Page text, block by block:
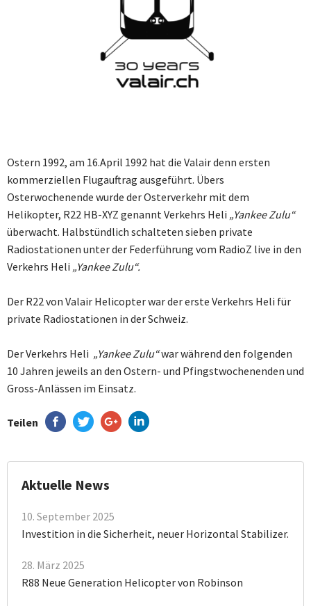
Ostern 1992, am 16.April 1992 hat die Valair denn ersten
kommerziellen Flugauftrag ausgeführt. Übers
Osterwochenende wurde der Osterverkehr mit dem
Helikopter, R22 HB-XYZ genannt Verkehrs Heli „Yankee Zulu“
überwacht. Halbstündlich schalteten sieben private
Radiostationen unter der Federführung vom RadioZ live in den
Verkehrs Heli „Yankee Zulu“.
Der R22 von Valair Helicopter war der erste Verkehrs Heli für
private Radiostationen in der Schweiz.
Der Verkehrs Heli „Yankee Zulu“war während den folgenden
10 Jahren jeweils an den Ostern- und Pfingstwochenenden und
Gross-Anlässen im Einsatz.
Teilen
Aktuelle News
Investition in die Sicherheit, neuer Horizontal Stabilizer.
10. September 2025
R88 Neue Generation Helicopter von Robinson
28. März 2025